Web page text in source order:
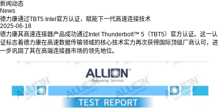
新闻动态
News
德力康通过TBT5 Intel官方认证，赋能下一代高速连接技术
2025-06-18
德力康其高速连接器产品成功通过Intel Thunderbolt™ 5（TBT5）官方认证。这一认
证标志着德力康在高速数据传输领域的核心技术实力再次获得国际顶级厂商认可，进
一步巩固了其在高端连接器市场的领先地位。